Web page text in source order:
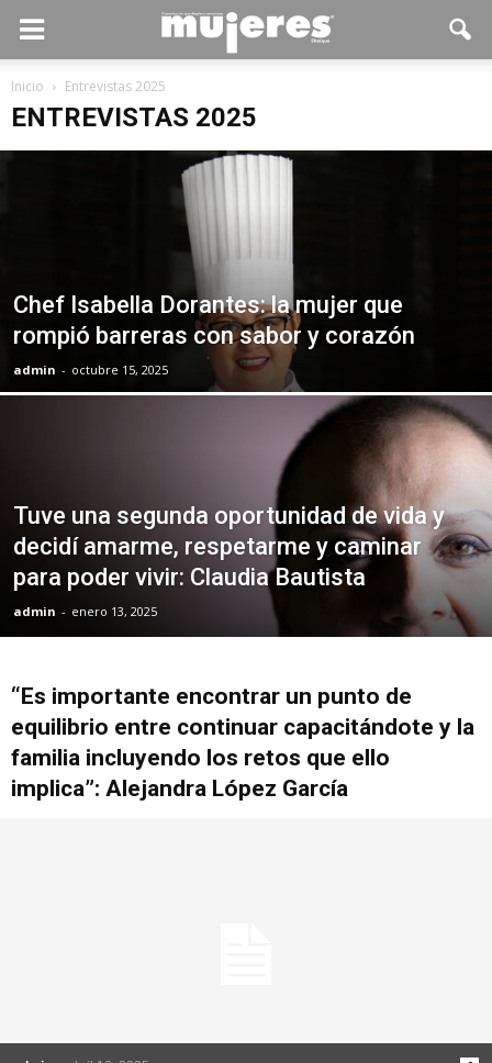
Inicio Entrevistas 2025
ENTREVISTAS 2025
Chef Isabella Dorantes: la mujer que
rompió barreras con sabor y corazón
admin - octubre 15, 2025
Tuve una segunda oportunidad de vida y
decidí amarme, respetarme y caminar
para poder vivir: Claudia Bautista
admin - enero 13, 2025
“Es importante encontrar un punto de
equilibrio entre continuar capacitándote y la
familia incluyendo los retos que ello
implica”: Alejandra López García